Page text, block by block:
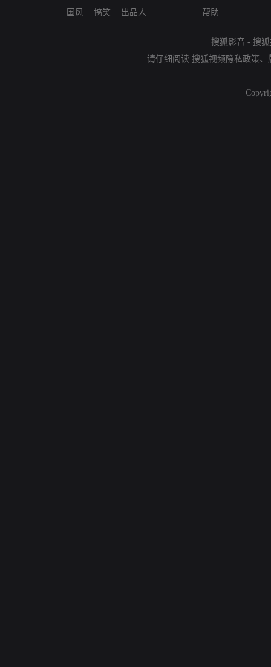
国风
搞笑
出品人
帮助
搜狐影音 - 搜
请仔细阅读 搜狐视频隐私政策、